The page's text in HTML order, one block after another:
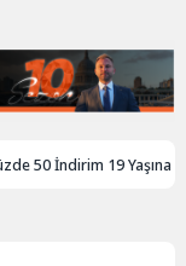
İndirim 19 Yaşına